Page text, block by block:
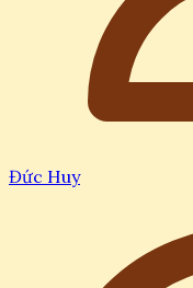
Đức Huy